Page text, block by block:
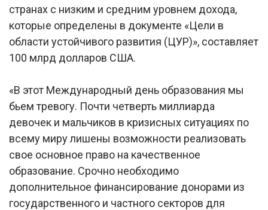
странах с низким и средним уровнем дохода,
которые определены в документе «Цели в
области устойчивого развития (ЦУР)», составляет
100 млрд долларов США.
«В этот Международный день образования мы
бьем тревогу. Почти четверть миллиарда
девочек и мальчиков в кризисных ситуациях по
всему миру лишены возможности реализовать
свое основное право на качественное
образование. Срочно необходимо
дополнительное финансирование донорами из
государственного и частного секторов для